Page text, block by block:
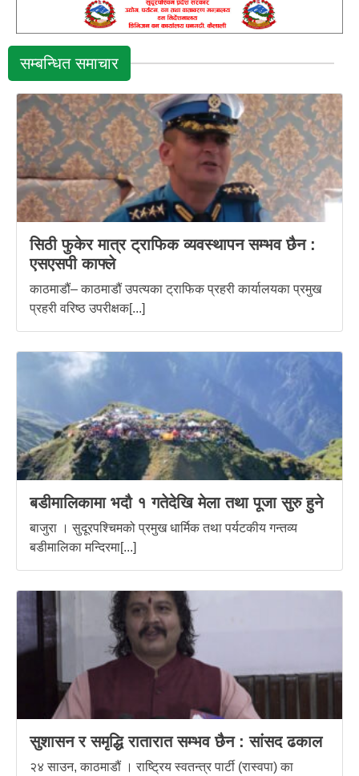
सम्बन्धित समाचार
सिठी फुकेर मात्र ट्राफिक व्यवस्थापन सम्भव छैन :
एसएसपी काफ्ले
काठमाडौं– काठमाडौं उपत्यका ट्राफिक प्रहरी कार्यालयका प्रमुख
प्रहरी वरिष्ठ उपरीक्षक[...]
बडीमालिकामा भदौ १ गतेदेखि मेला तथा पूजा सुरु हुने
बाजुरा । सुदूरपश्चिमको प्रमुख धार्मिक तथा पर्यटकीय गन्तव्य
बडीमालिका मन्दिरमा[...]
सुशासन र समृद्धि रातारात सम्भव छैन : सांसद ढकाल
२४ साउन, काठमाडौं । राष्ट्रिय स्वतन्त्र पार्टी (रास्वपा) का